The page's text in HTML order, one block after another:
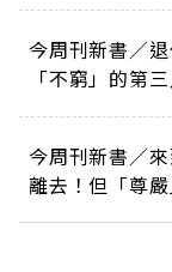
今周刊新書／
「不窮」的第
今周刊新書／
離去！但「尊